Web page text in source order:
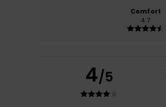
Comfort
4.7
4/5